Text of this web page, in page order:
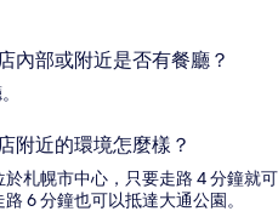
內部或附近是否有餐廳？
附近的環境怎麼樣？
札幌市中心，只要走路 4 分鐘就可
6 分鐘也可以抵達大通公園。